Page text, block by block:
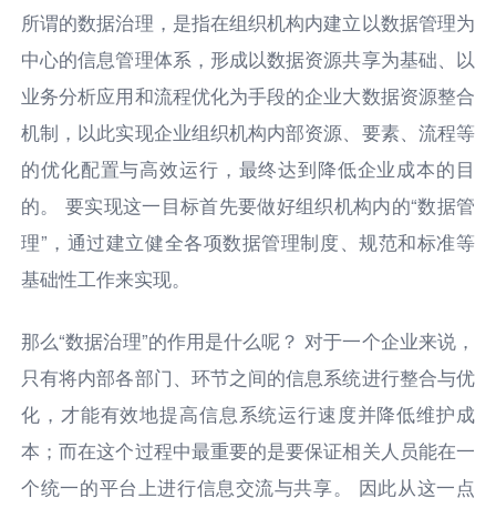
所谓的数据治理，是指在组织机构内建立以数据管理为
中心的信息管理体系，形成以数据资源共享为基础、以
业务分析应用和流程优化为手段的企业大数据资源整合
机制，以此实现企业组织机构内部资源、要素、流程等
的优化配置与高效运行，最终达到降低企业成本的目
的。 要实现这一目标首先要做好组织机构内的“数据管
理”，通过建立健全各项数据管理制度、规范和标准等
基础性工作来实现。
那么“数据治理”的作用是什么呢？ 对于一个企业来说，
只有将内部各部门、环节之间的信息系统进行整合与优
化，才能有效地提高信息系统运行速度并降低维护成
本；而在这个过程中最重要的是要保证相关人员能在一
个统一的平台上进行信息交流与共享。 因此从这一点